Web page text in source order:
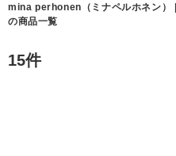
mina perhonen （ミナペルホネン）
の商品一覧
15件